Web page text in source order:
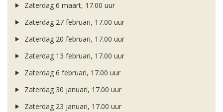
Zaterdag 6 maart, 17.00 uur
Zaterdag 27 februari, 17.00 uur
Zaterdag 20 februari, 17.00 uur
Zaterdag 13 februari, 17.00 uur
Zaterdag 6 februari, 17.00 uur
Zaterdag 30 januari, 17.00 uur
Zaterdag 23 januari, 17.00 uur